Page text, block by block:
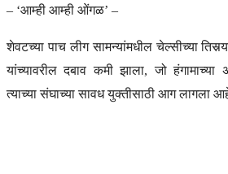
– ‘आम्ही आम्ही ओंगळ’ –
शेवटच्या पाच लीग सामन्यांमधील चेल्सीच्या
यांच्यावरील दबाव कमी झाला, जो हंगामाच्या
त्याच्या संघाच्या सावध युक्तीसाठी आग लागला